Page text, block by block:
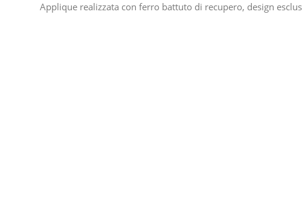
Applique realizzata con ferro battuto di recupero, design